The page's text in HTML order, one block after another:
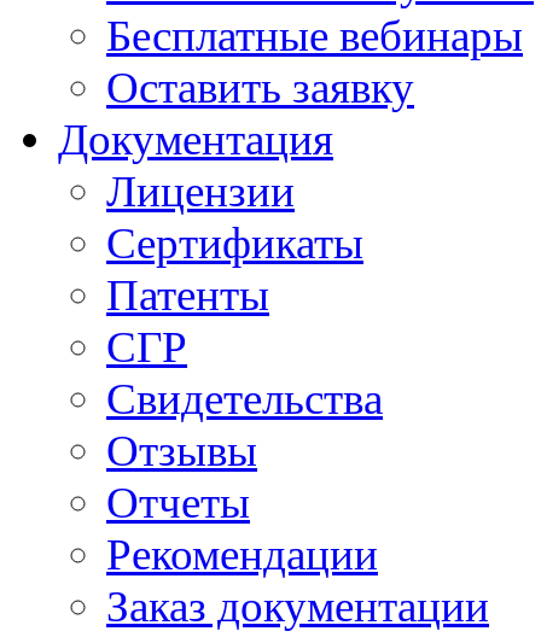
Бесплатные вебинары
Оставить заявку
Документация
Лицензии
Сертификаты
Патенты
СГР
Свидетельства
Отзывы
Отчеты
Рекомендации
Заказ документации